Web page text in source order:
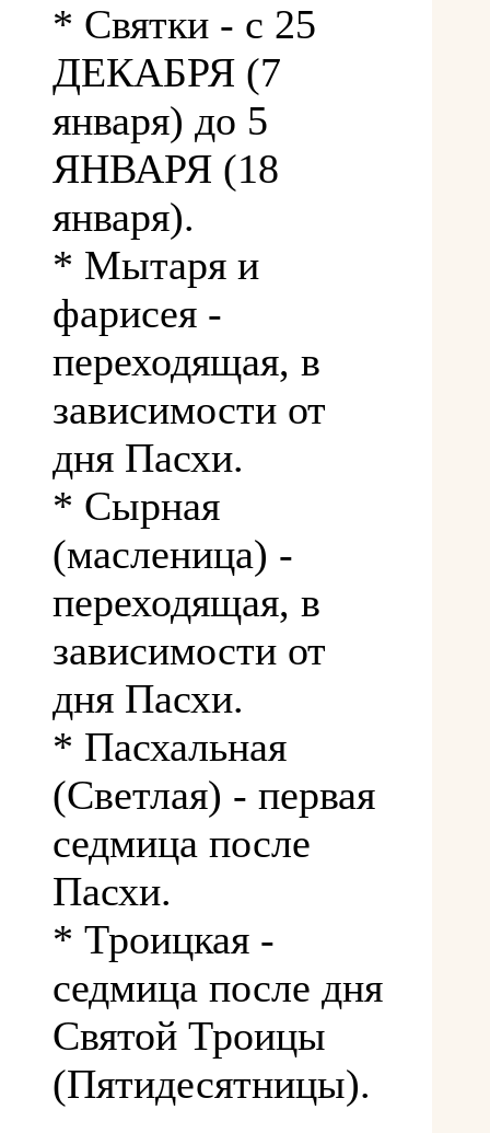
* Святки - с 25
ДЕКАБРЯ (7
января) до 5
ЯНВАРЯ (18
января).
* Мытаря и
фарисея -
переходящая, в
зависимости от
дня Пасхи.
* Сырная
(масленица) -
переходящая, в
зависимости от
дня Пасхи.
* Пасхальная
(Светлая) - первая
седмица после
Пасхи.
* Троицкая -
седмица после дня
Святой Троицы
(Пятидесятницы).